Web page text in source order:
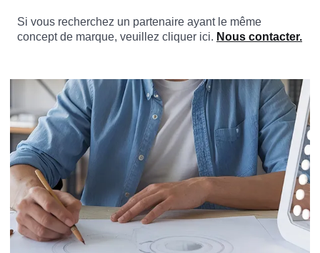
Si vous recherchez un partenaire ayant le même
concept de marque, veuillez cliquer ici. Nous contacter.